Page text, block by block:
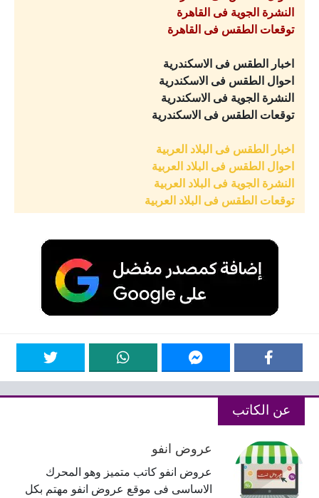
النشرة الجوية فى القاهرة
توقعات الطقس فى القاهرة
اخبار الطقس فى الاسكندرية
احوال الطقس فى الاسكندرية
النشرة الجوية فى الاسكندرية
توقعات الطقس فى الاسكندرية
اخبار الطقس فى البلاد العربية
احوال الطقس فى البلاد العربية
النشرة الجوية فى البلاد العربية
توقعات الطقس فى البلاد العربية
عن الكاتب
عروض انفو
عروض انفو كاتب متميز وهو المحرك
الاساسى فى موقع عروض انفو مهتم بكل